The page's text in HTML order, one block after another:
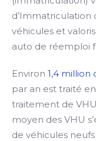
d’Immatriculation
véhicules et
auto de réemploi
Environ 1,4 million
par an est traité
traitement de
moyen des VHU
de véhicules